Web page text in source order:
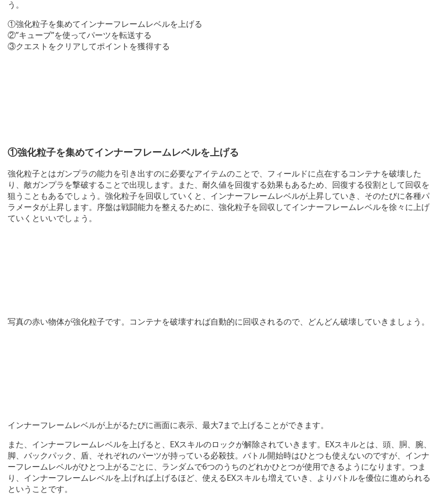
う。
①強化粒子を集めてインナーフレームレベルを上げる
②”キューブ”を使ってパーツを転送する
③クエストをクリアしてポイントを獲得する
①強化粒子を集めてインナーフレームレベルを上げる
強化粒子とはガンプラの能力を引き出すのに必要なアイテムのことで、フィールドに点在するコンテナを破壊した
り、敵ガンプラを撃破することで出現します。また、耐久値を回復する効果もあるため、回復する役割として回収を
狙うこともあるでしょう。強化粒子を回収していくと、インナーフレームレベルが上昇していき、そのたびに各種パ
ラメータが上昇します。序盤は戦闘能力を整えるために、強化粒子を回収してインナーフレームレベルを徐々に上げ
ていくといいでしょう。
写真の赤い物体が強化粒子です。コンテナを破壊すれば自動的に回収されるので、どんどん破壊していきましょう。
インナーフレームレベルが上がるたびに画面に表示、最大7まで上げることができます。
また、インナーフレームレベルを上げると、EXスキルのロックが解除されていきます。EXスキルとは、頭、胴、腕、
脚、バックパック、盾、それぞれのパーツが持っている必殺技。バトル開始時はひとつも使えないのですが、インナ
ーフレームレベルがひとつ上がるごとに、ランダムで6つのうちのどれかひとつが使用できるようになります。つま
り、インナーフレームレベルを上げれば上げるほど、使えるEXスキルも増えていき、よりバトルを優位に進められる
ということです。